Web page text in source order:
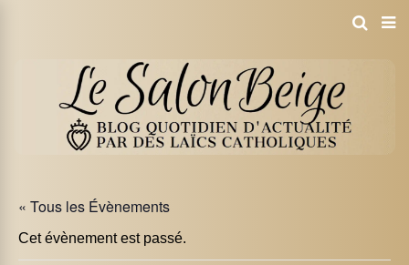
« Tous les Évènements
Cet évènement est passé.